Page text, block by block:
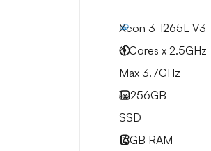
Xeon 3-1265L V3
4 Cores x 2.5GHz
Max 3.7GHz
1x256GB
SSD
16GB RAM